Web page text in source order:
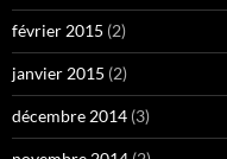
février 2015 (2)
janvier 2015 (2)
décembre 2014 (3)